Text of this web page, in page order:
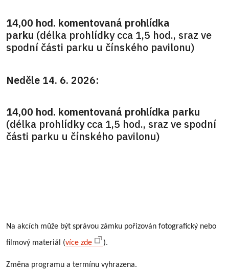
14,00 hod. komentovaná prohlídka
parku (délka prohlídky cca 1,5 hod., sraz ve
spodní části parku u čínského pavilonu)
Neděle 14. 6. 2026:
14,00 hod. komentovaná prohlídka parku
(délka prohlídky cca 1,5 hod., sraz ve spodní
části parku u čínského pavilonu)
Na akcích může být správou zámku pořizován fotografický nebo
filmový materiál (více zde ).
Změna programu a termínu vyhrazena.